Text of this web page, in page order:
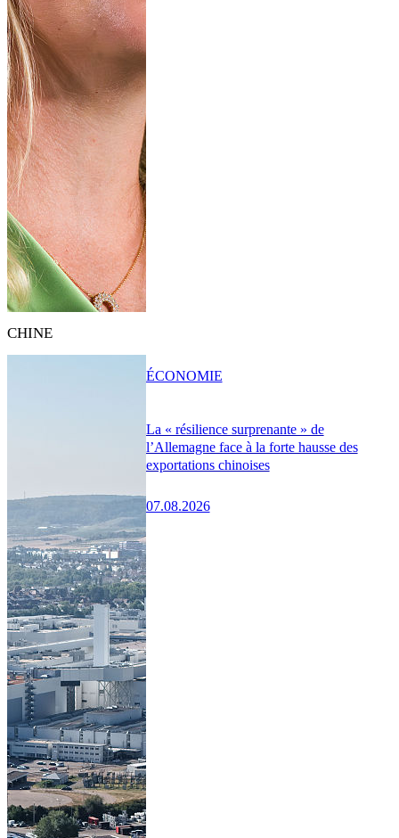
CHINE
La « résilience surprenante » de
l’Allemagne face à la forte hausse des
exportations chinoises
07.08.2026
ÉCONOMIE